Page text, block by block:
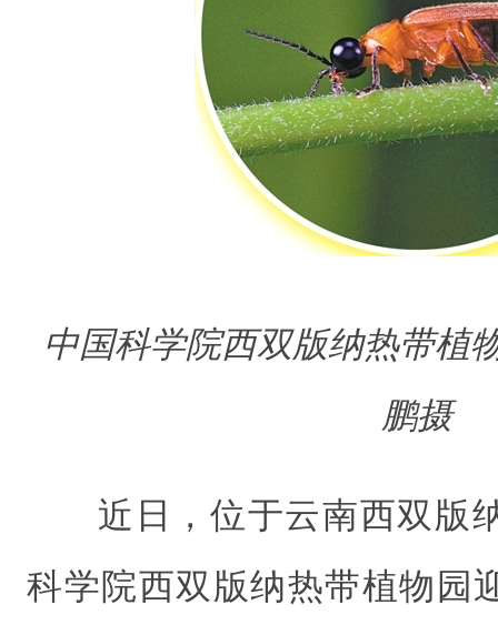
中国科学院西双版纳热带植
鹏摄
近日，位于云南西双版
科学院西双版纳热带植物园